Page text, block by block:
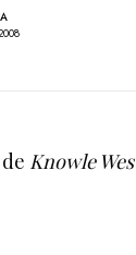
Knowle